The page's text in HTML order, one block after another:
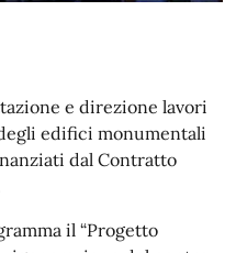
e direzione lavori
edifici monumentali
dal Contratto
il “Progetto